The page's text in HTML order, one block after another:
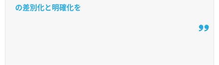
の差別化と明確化を